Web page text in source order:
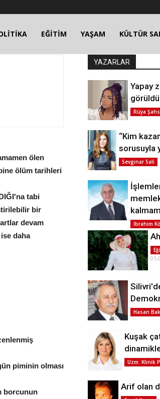
EĞİTİM YAŞAM KÜLTÜR
ölen
ölüm tarihleri
tabi
bir
devam
daha
piminin olması
borcunun
YAZARLAR
Yapay
Rüya
“Kim
sorusuyla
Sevginar Sali
İbrahim
Hasan
Kuşak
Uzm. Klinik
Arif olan